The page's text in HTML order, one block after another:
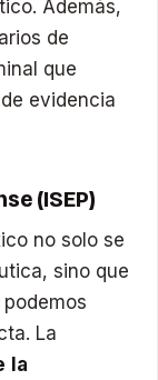
Además,
de
que
evidencia
(ISEP)
no solo se
sino que
La
la